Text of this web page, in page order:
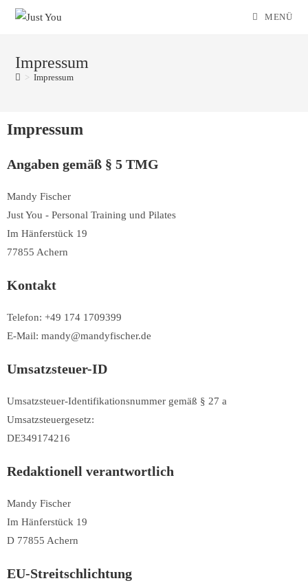
MENÜ
Impressum
> Impressum
Impressum
Angaben gemäß § 5 TMG
Mandy Fischer
Just You - Personal Training und Pilates
Im Hänferstück 19
77855 Achern
Kontakt
Telefon: +49 174 1709399
E-Mail: mandy@mandyfischer.de
Umsatzsteuer-ID
Umsatzsteuer-Identifikationsnummer gemäß § 27 a
Umsatzsteuergesetz:
DE349174216
Redaktionell verantwortlich
Mandy Fischer
Im Hänferstück 19
D 77855 Achern
EU-Streitschlichtung